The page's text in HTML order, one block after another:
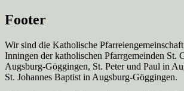
Footer
Wir sind die Katholische
Inningen der katholischen Pfarrgemeinden St.
Augsburg-Göggingen, St. Peter und Paul in
St. Johannes Baptist in Augsburg-Göggingen.